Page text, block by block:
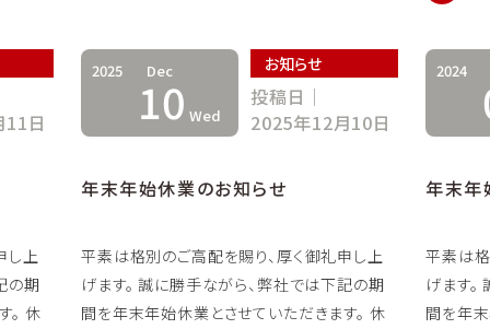
2025 Dec
10 Wed
お知らせ
投稿日｜
2025年12月10日
年末年始休業のお知らせ
平素は格別のご高配を賜り、厚く御礼申し上
げます。 誠に勝手ながら、弊社では下記の期
間を年末年始休業とさせていただきます。 休
2024
年末年
平素は
げます
間を年
日
し上
の期
。 休